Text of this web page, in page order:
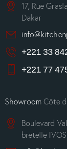
17, Rue
Dakar
+221 33
+221 77
ShowroomCôte
Boulevard
bretelle